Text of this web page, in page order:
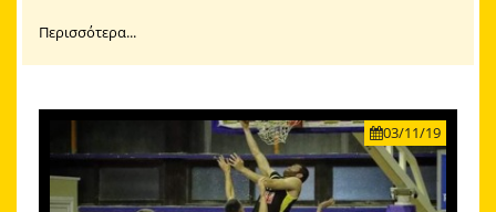
Περισσότερα...
03/11/19